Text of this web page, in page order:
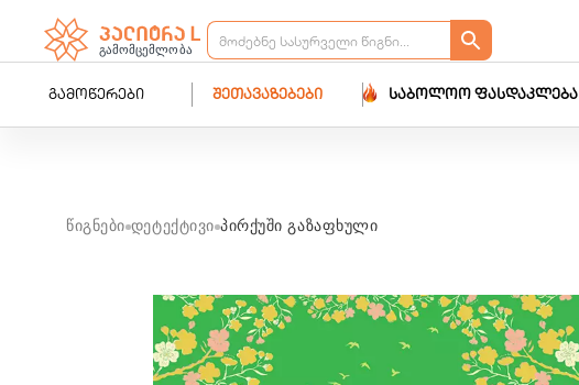
გამოწერები შეთავაზებები საბოლოო ფასდაკლება
წიგნები დეტექტივი პირქუში გაზაფხული